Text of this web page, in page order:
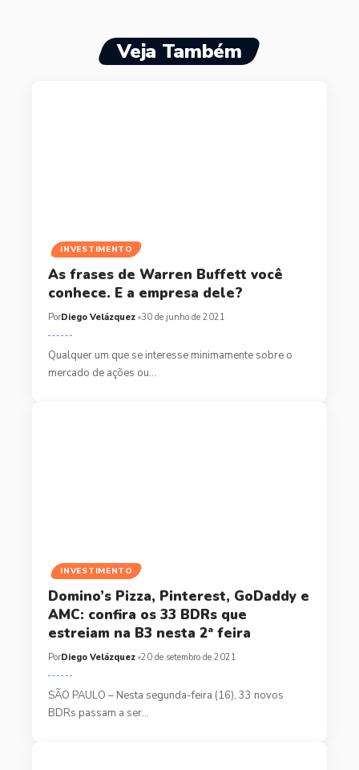
Veja Também
INVESTIMENTO
As frases de Warren Buffett você
conhece. E a empresa dele?
PorDiego Velázquez 30 de junho de 2021
Qualquer um que se interesse minimamente sobre o
mercado de ações ou…
INVESTIMENTO
Domino’s Pizza, Pinterest, GoDaddy e
AMC: confira os 33 BDRs que
estreiam na B3 nesta 2ª feira
PorDiego Velázquez 20 de setembro de 2021
SÃO PAULO – Nesta segunda-feira (16), 33 novos
BDRs passam a ser…